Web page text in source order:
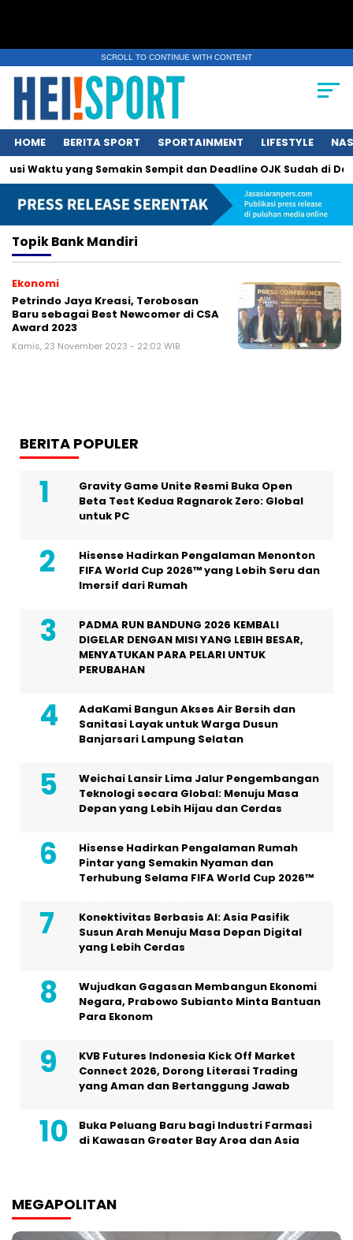
SCROLL TO CONTINUE WITH CONTENT
HOME BERITA SPORT SPORTAINMENT LIFESTYLE
Waktu yang Semakin Sempit dan Deadline OJK Sudah di
TopikBank Mandiri
Ekonomi
Petrindo Jaya Kreasi, Terobosan
Baru sebagai Best Newcomer di CSA
Award 2023
Kamis, 23 November 2023 - 22:02 WIB
BERITA POPULER
Gravity Game Unite Resmi Buka Open
Beta Test Kedua Ragnarok Zero: Global
untuk PC
Hisense Hadirkan Pengalaman Menonton
FIFA World Cup 2026™ yang Lebih Seru dan
Imersif dari Rumah
PADMA RUN BANDUNG 2026 KEMBALI
DIGELAR DENGAN MISI YANG LEBIH BESAR,
MENYATUKAN PARA PELARI UNTUK
PERUBAHAN
AdaKami Bangun Akses Air Bersih dan
Sanitasi Layak untuk Warga Dusun
Banjarsari Lampung Selatan
Weichai Lansir Lima Jalur Pengembangan
Teknologi secara Global: Menuju Masa
Depan yang Lebih Hijau dan Cerdas
Hisense Hadirkan Pengalaman Rumah
Pintar yang Semakin Nyaman dan
Terhubung Selama FIFA World Cup 2026™
Konektivitas Berbasis AI: Asia Pasifik
Susun Arah Menuju Masa Depan Digital
yang Lebih Cerdas
Wujudkan Gagasan Membangun Ekonomi
Negara, Prabowo Subianto Minta Bantuan
Para Ekonom
KVB Futures Indonesia Kick Off Market
Connect 2026, Dorong Literasi Trading
yang Aman dan Bertanggung Jawab
Buka Peluang Baru bagi Industri Farmasi
di Kawasan Greater Bay Area dan Asia
MEGAPOLITAN